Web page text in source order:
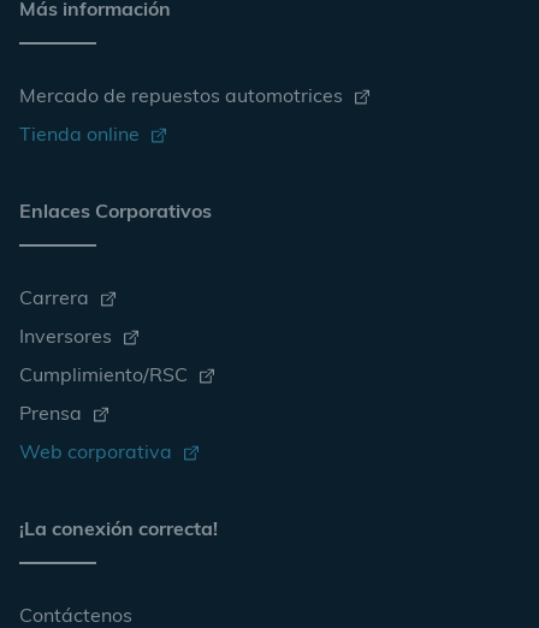
Más información
Mercado de repuestos automotrices
Tienda online
Enlaces Corporativos
Carrera
Inversores
Cumplimiento/RSC
Prensa
Web corporativa
¡La conexión correcta!
Contáctenos